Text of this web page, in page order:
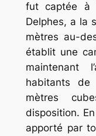
fut captée à
Delphes, a la
mètres au-
établit une
maintenant
habitants
mètres
disposition.
apporté par